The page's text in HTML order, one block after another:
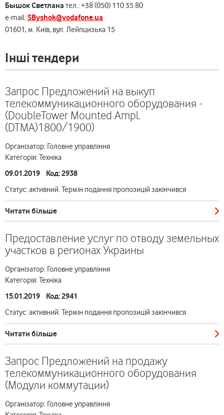
Бышок Светлана тел.: +38 (050) 110 35 80
e-mail:SByshok@vodafone.ua
01601, м. Київ, вул. Лейпцизька 15
Інші тендери
Запрос Предложений на выкуп
телекоммуникационного оборудования -
(DoubleTower Mounted Ampl.
(DTMA)1800/1900)
Організатор: Головне управління
Категорія: Техніка
09.01.2019 Код: 2938
Статус: активний. Термін подання пропозицій закінчився
Читати більше
Предоставление услуг по отводу земельных
участков в регионах Украины
Організатор: Головне управління
Категорія: Техніка
15.01.2019 Код: 2941
Статус: активний. Термін подання пропозицій закінчився
Читати більше
Запрос Предложений на продажу
телекоммуникационного оборудования
(Модули коммутации)
Організатор: Головне управління